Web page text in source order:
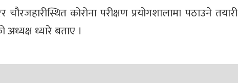
कोरोना परीक्षण प्रयोगशालामा पठाउने तयारी
ध्यारे बताए ।